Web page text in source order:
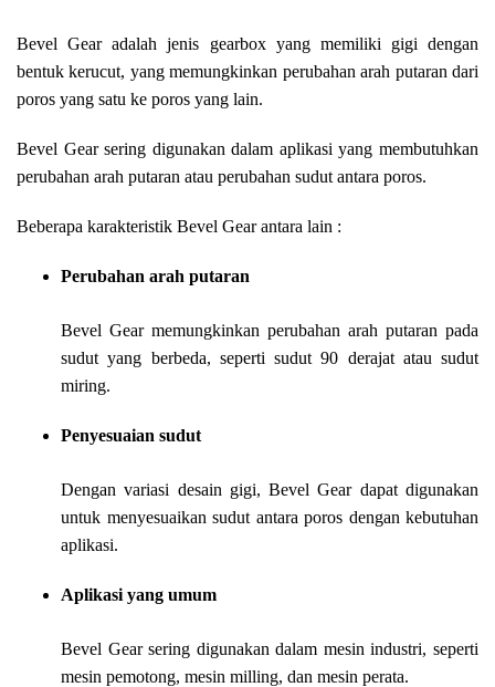
Bevel Gear adalah jenis gearbox yang memiliki gigi dengan
bentuk kerucut, yang memungkinkan perubahan arah putaran dari
poros yang satu ke poros yang lain.
Bevel Gear sering digunakan dalam aplikasi yang membutuhkan
perubahan arah putaran atau perubahan sudut antara poros.
Beberapa karakteristik Bevel Gear antara lain :
Perubahan arah putaran
Bevel Gear memungkinkan perubahan arah putaran pada
sudut yang berbeda, seperti sudut 90 derajat atau sudut
miring.
Penyesuaian sudut
Dengan variasi desain gigi, Bevel Gear dapat digunakan
untuk menyesuaikan sudut antara poros dengan kebutuhan
aplikasi.
Aplikasi yang umum
Bevel Gear sering digunakan dalam mesin industri, seperti
mesin pemotong, mesin milling, dan mesin perata.